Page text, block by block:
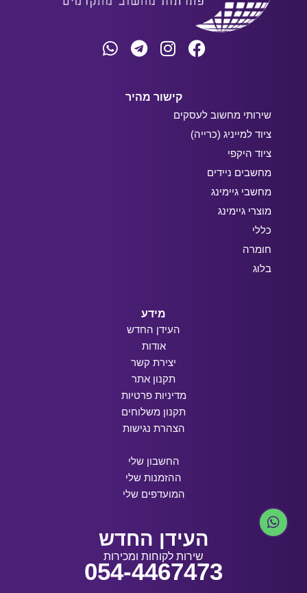
קישור מהיר
שירותי מחשוב לעסקים
ציוד למייניג (כרייה)
ציוד היקפי
מחשבים ניידים
מחשבי גיימינג
מוצרי גיימינג
כללי
חומרה
בלוג
מידע
העידן החדש
אודות
יצירת קשר
תקנון אתר
מדיניות פרטיות
תקנון משלוחים
הצהרת נגישות
החשבון שלי
ההזמנות שלי
המועדפים שלי
העידן החדש
שירות לקוחות ומכירות
054-4467473